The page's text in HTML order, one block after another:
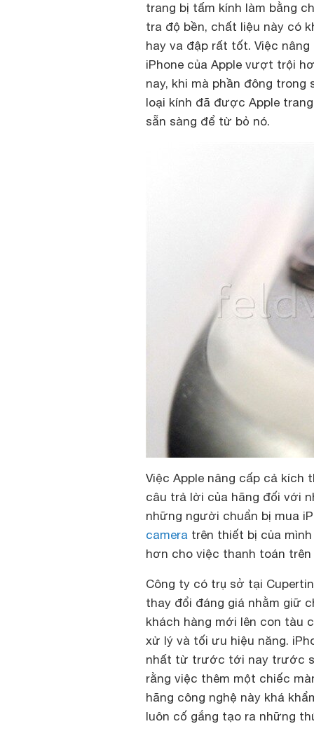
trang bị tấm kính làm bằng
tra độ bền, chất liệu này có
hay va đập rất tốt. Việc
iPhone của Apple vượt trội
nay, khi mà phần đông trong
loại kính đã được Apple
sẵn sàng để từ bỏ nó.
Việc Apple nâng cấp cả
câu trả lời của hãng đối với
những người chuẩn bị mua
camera trên thiết bị của
hơn cho việc thanh toán trên
Công ty có trụ sở tại
thay đổi đáng giá nhằm giữ
khách hàng mới lên con tàu
xử lý và tối ưu hiệu năng.
nhất từ trước tới nay trước
rằng việc thêm một chiếc
hãng công nghệ này khá
luôn cố gắng tạo ra những